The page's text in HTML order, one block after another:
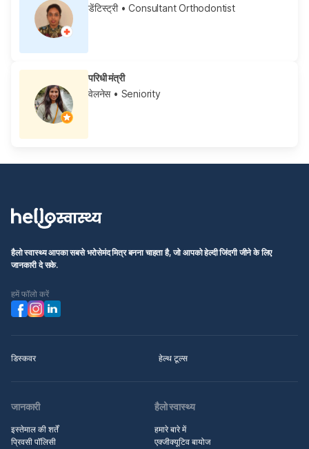
डेंटिस्ट्री• Consultant Orthodontist
परिधी मंत्री
वेलनेस• Seniority
हैलो स्वास्थ्य आपका सबसे भरोसेमंद मित्र बनना चाहता है, जो आपको हेल्दी जिंदगी जीने के लिए
जानकारी दे सके.
हमें फॉलो करें
डिस्कवर हेल्थ टूल्स
जानकारी
इस्तेमाल की शर्तें
प्रिवसी पॉलिसी
हैलो स्वास्थ्य
हमारे बारे में
एक्जीक्यूटिव बायोज